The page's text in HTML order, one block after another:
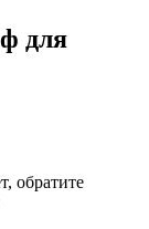
для
обратите